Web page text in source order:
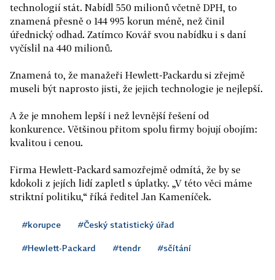
technologií stát. Nabídl 550 milionů včetně DPH, to
znamená přesně o 144 995 korun méně, než činil
úřednický odhad. Zatímco Kovář svou nabídku i s daní
vyčíslil na 440 milionů.
Znamená to, že manažeři Hewlett-Packardu si zřejmě
museli být naprosto jisti, že jejich technologie je nejlepší.
A že je mnohem lepší i než levnější řešení od
konkurence. Většinou přitom spolu firmy bojují obojím:
kvalitou i cenou.
Firma Hewlett-Packard samozřejmě odmítá, že by se
kdokoli z jejích lidí zapletl s úplatky. „V této věci máme
striktní politiku,“ říká ředitel Jan Kameníček.
#korupce #Český statistický úřad
#Hewlett-Packard #tendr #sčítání